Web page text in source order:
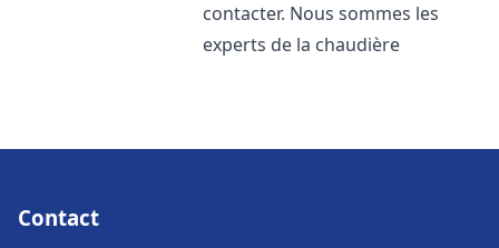
contacter. Nous sommes les
experts de la chaudière
Contact